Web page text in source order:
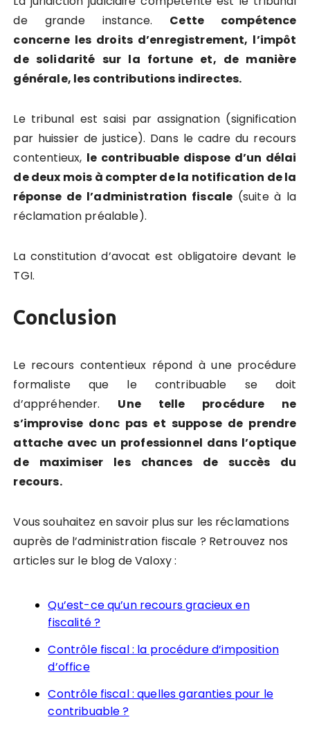
de grande instance. Cette compétence
concerne les droits d’enregistrement, l’impôt
de solidarité sur la fortune et, de manière
générale, les contributions indirectes.
Le tribunal est saisi par assignation (signification
par huissier de justice). Dans le cadre du recours
contentieux, le contribuable dispose d’un délai
de deux mois à compter de la notification de la
réponse de l’administration fiscale (suite à la
réclamation préalable).
La constitution d’avocat est obligatoire devant le
TGI.
Conclusion
Le recours contentieux répond à une procédure
formaliste que le contribuable se doit
d’appréhender. Une telle procédure ne
s’improvise donc pas et suppose de prendre
attache avec un professionnel dans l’optique
de maximiser les chances de succès du
recours.
Vous souhaitez en savoir plus sur les réclamations
auprès de l’administration fiscale ? Retrouvez nos
articles sur le blog de Valoxy :
Qu’est-ce qu’un recours gracieux en
fiscalité ?
Contrôle fiscal : la procédure d’imposition
d’office
Contrôle fiscal : quelles garanties pour le
contribuable ?